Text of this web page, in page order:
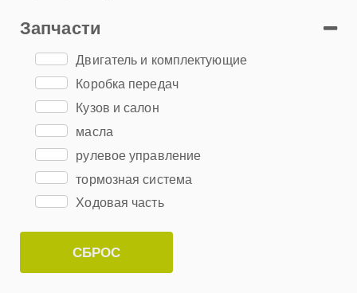
Запчасти
Двигатель и комплектующие
Коробка передач
Кузов и салон
масла
рулевое управление
тормозная система
Ходовая часть
СБРОС